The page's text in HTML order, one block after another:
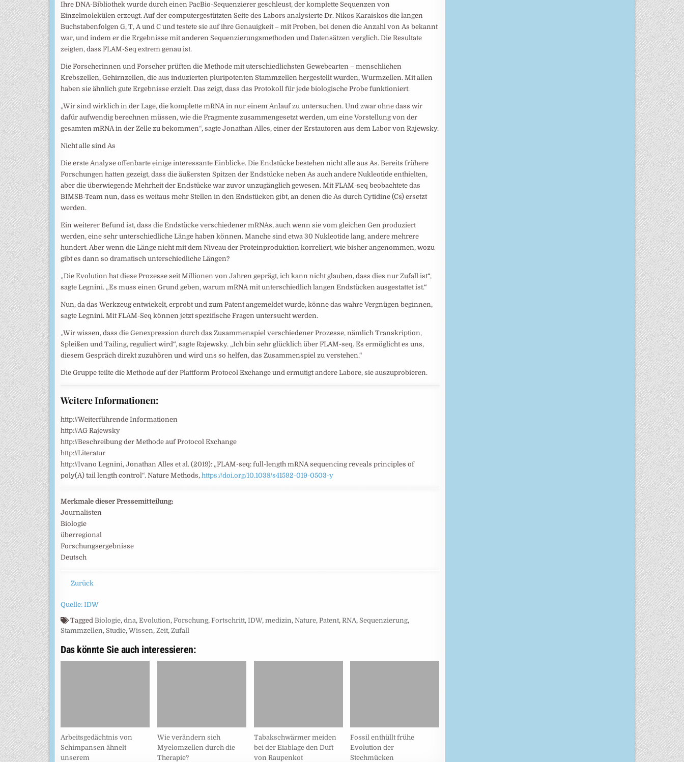
Ihre DNA-Bibliothek wurde durch einen PacBio-Sequenzierer geschleust, der komplette Sequenzen von
Einzelmolekülen erzeugt. Auf der computergestützten Seite des Labors analysierte Dr. Nikos Karaiskos die langen
Buchstabenfolgen G, T, A und C und testete sie auf ihre Genauigkeit – mit Proben, bei denen die Anzahl von As bekannt
war, und indem er die Ergebnisse mit anderen Sequenzierungsmethoden und Datensätzen verglich. Die Resultate
zeigten, dass FLAM-Seq extrem genau ist.
Die Forscherinnen und Forscher prüften die Methode mit uterschiedlichsten Gewebearten – menschlichen
Krebszellen, Gehirnzellen, die aus induzierten pluripotenten Stammzellen hergestellt wurden, Wurmzellen. Mit allen
haben sie ähnlich gute Ergebnisse erzielt. Das zeigt, dass das Protokoll für jede biologische Probe funktioniert.
„Wir sind wirklich in der Lage, die komplette mRNA in nur einem Anlauf zu untersuchen. Und zwar ohne dass wir
dafür aufwendig berechnen müssen, wie die Fragmente zusammengesetzt werden, um eine Vorstellung von der
gesamten mRNA in der Zelle zu bekommen“, sagte Jonathan Alles, einer der Erstautoren aus dem Labor von Rajewsky.
Nicht alle sind As
Die erste Analyse offenbarte einige interessante Einblicke. Die Endstücke bestehen nicht alle aus As. Bereits frühere
Forschungen hatten gezeigt, dass die äußersten Spitzen der Endstücke neben As auch andere Nukleotide enthielten,
aber die überwiegende Mehrheit der Endstücke war zuvor unzugänglich gewesen. Mit FLAM-seq beobachtete das
BIMSB-Team nun, dass es weitaus mehr Stellen in den Endstücken gibt, an denen die As durch Cytidine (Cs) ersetzt
werden.
Ein weiterer Befund ist, dass die Endstücke verschiedener mRNAs, auch wenn sie vom gleichen Gen produziert
werden, eine sehr unterschiedliche Länge haben können. Manche sind etwa 30 Nukleotide lang, andere mehrere
hundert. Aber wenn die Länge nicht mit dem Niveau der Proteinproduktion korreliert, wie bisher angenommen, wozu
gibt es dann so dramatisch unterschiedliche Längen?
„Die Evolution hat diese Prozesse seit Millionen von Jahren geprägt, ich kann nicht glauben, dass dies nur Zufall ist“,
sagte Legnini. „Es muss einen Grund geben, warum mRNA mit unterschiedlich langen Endstücken ausgestattet ist.“
Nun, da das Werkzeug entwickelt, erprobt und zum Patent angemeldet wurde, könne das wahre Vergnügen beginnen,
sagte Legnini. Mit FLAM-Seq können jetzt spezifische Fragen untersucht werden.
„Wir wissen, dass die Genexpression durch das Zusammenspiel verschiedener Prozesse, nämlich Transkription,
Spleißen und Tailing, reguliert wird“, sagte Rajewsky. „Ich bin sehr glücklich über FLAM-seq. Es ermöglicht es uns,
diesem Gespräch direkt zuzuhören und wird uns so helfen, das Zusammenspiel zu verstehen.“
Die Gruppe teilte die Methode auf der Plattform Protocol Exchange und ermutigt andere Labore, sie auszuprobieren.
Weitere Informationen:
http://Weiterführende Informationen
http://AG Rajewsky
http://Beschreibung der Methode auf Protocol Exchange
http://Literatur
http://Ivano Legnini, Jonathan Alles et al. (2019): „FLAM-seq: full-length mRNA sequencing reveals principles of
poly(A) tail length control“. Nature Methods, https://doi.org/10.1038/s41592-019-0503-y
Merkmale dieser Pressemitteilung:
Journalisten
Biologie
überregional
Forschungsergebnisse
Deutsch
Zurück
Quelle: IDW
Tagged Biologie, dna, Evolution, Forschung, Fortschritt, IDW, medizin, Nature, Patent, RNA, Sequenzierung,
Stammzellen, Studie, Wissen, Zeit, Zufall
Das könnte Sie auch interessieren:
Arbeitsgedächtnis von
Schimpansen ähnelt
unserem
Wie verändern sich
Myelomzellen durch die
Therapie?
Tabakschwärmer meiden
bei der Eiablage den Duft
von Raupenkot
Fossil enthüllt frühe
Evolution der
Stechmücken